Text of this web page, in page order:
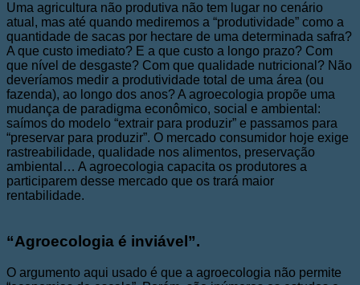
Uma agricultura não produtiva não tem lugar no cenário
atual, mas até quando mediremos a “produtividade” como a
quantidade de sacas por hectare de uma determinada safra?
A que custo imediato? E a que custo a longo prazo? Com
que nível de desgaste? Com que qualidade nutricional? Não
deveríamos medir a produtividade total de uma área (ou
fazenda), ao longo dos anos? A agroecologia propõe uma
mudança de paradigma econômico, social e ambiental:
saímos do modelo “extrair para produzir” e passamos para
“preservar para produzir”. O mercado consumidor hoje exige
rastreabilidade, qualidade nos alimentos, preservação
ambiental… A agroecologia capacita os produtores a
participarem desse mercado que os trará maior
rentabilidade.
“Agroecologia é inviável”.
O argumento aqui usado é que a agroecologia não permite